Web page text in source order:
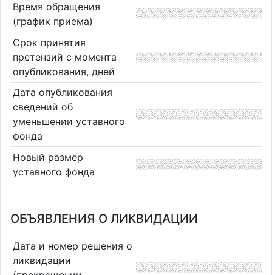
Время обращения
(график приема)
Срок принятия
претензий с момента
опубликования, дней
Дата опубликования
сведений об
уменьшении уставного
фонда
Новый размер
уставного фонда
ОБЪЯВЛЕНИЯ О ЛИКВИДАЦИИ
Дата и номер решения о
ликвидации